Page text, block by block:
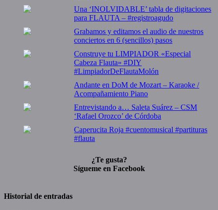
Una ‘INOLVIDABLE’ tabla de digitaciones
para FLAUTA – #registroagudo
Grabamos y editamos el audio de nuestros
conciertos en 6 (sencillos) pasos
Construye tu LIMPIADOR «Especial
Cabeza Flauta» #DIY
#LimpiadorDeFlautaMolón
Andante en DoM de Mozart – Karaoke /
Acompañamiento Piano
Entrevistando a… Saleta Suárez – CSM
‘Rafael Orozco’ de Córdoba
Caperucita Roja #cuentomusical #partituras
#flauta
¿Te gusta?
Sígueme en Facebook
Historial de entradas